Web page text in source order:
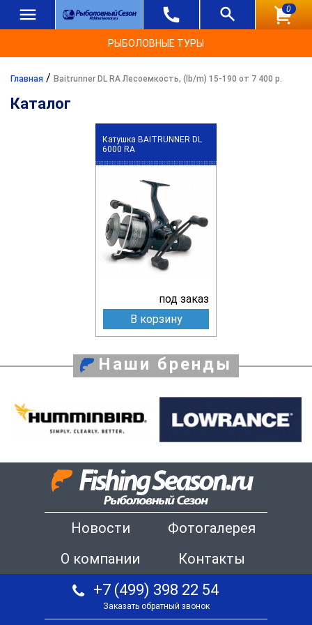
0
РЫБОЛОВНЫЕ ТУРЫ
Главная / Baitrunner DL RA Лесоемкость, (lb/m) 15-190 от 7 400 р.
Каталог
Катушка BAITRUNNER DL
6000 RA
под заказ
В корзину
Наши бренды
Новости
Фотогалерея
О компании
Контакты
+7 (499) 398 22 54
Заказать обратный звонок